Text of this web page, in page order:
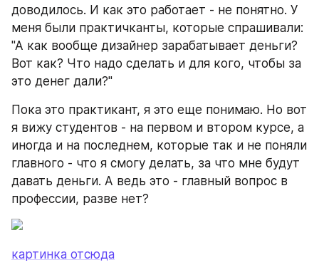
доводилось. И как это работает - не понятно. У
меня были практичканты, которые спрашивали:
"А как вообще дизайнер зарабатывает деньги?
Вот как? Что надо сделать и для кого, чтобы за
это денег дали?"
Пока это практикант, я это еще понимаю. Но вот
я вижу студентов - на первом и втором курсе, а
иногда и на последнем, которые так и не поняли
главного - что я смогу делать, за что мне будут
давать деньги. А ведь это - главный вопрос в
профессии, разве нет?
картинка отсюда